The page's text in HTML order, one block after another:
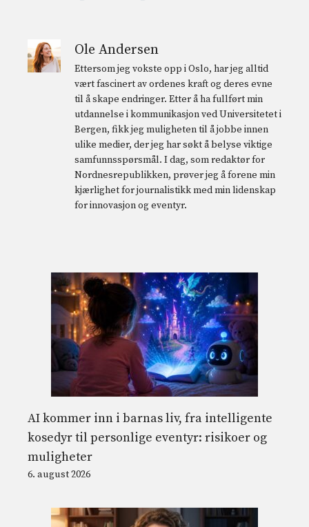
Ole Andersen
Ettersom jeg vokste opp i Oslo, har jeg alltid
vært fascinert av ordenes kraft og deres evne
til å skape endringer. Etter å ha fullført min
utdannelse i kommunikasjon ved Universitetet i
Bergen, fikk jeg muligheten til å jobbe innen
ulike medier, der jeg har søkt å belyse viktige
samfunnsspørsmål. I dag, som redaktør for
Nordnesrepublikken, prøver jeg å forene min
kjærlighet for journalistikk med min lidenskap
for innovasjon og eventyr.
AI kommer inn i barnas liv, fra intelligente
kosedyr til personlige eventyr: risikoer og
muligheter
6. august 2026